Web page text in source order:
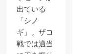
出ている
「シノ
ギ」。ザコ
戦では適当